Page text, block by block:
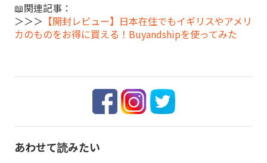
📖関連記事：
＞＞＞ 【開封レビュー】日本在住でもイギリスやアメリ
カのものをお得に買える！Buyandshipを使ってみた
あわせて読みたい